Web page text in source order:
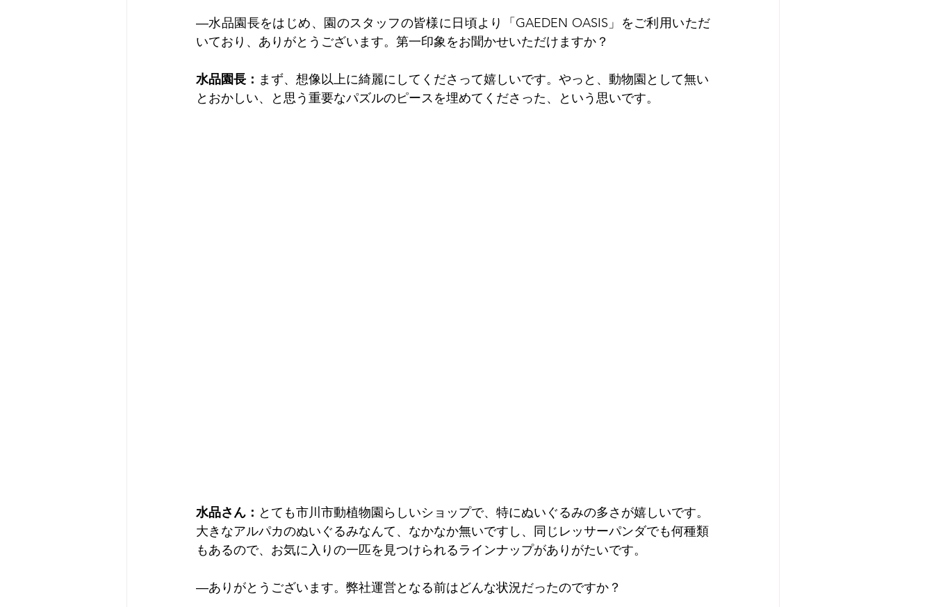
―水品園長をはじめ、園のスタッフの皆様に日頃より「GAEDEN OASIS」をご利用いただ
いており、ありがとうございます。第一印象をお聞かせいただけますか？
水品園長： まず、想像以上に綺麗にしてくださって嬉しいです。やっと、動物園として無い
とおかしい、と思う重要なパズルのピースを埋めてくださった、という思いです。
水品さん： とても市川市動植物園らしいショップで、特にぬいぐるみの多さが嬉しいです。
大きなアルパカのぬいぐるみなんて、なかなか無いですし、同じレッサーパンダでも何種類
もあるので、お気に入りの一匹を見つけられるラインナップがありがたいです。
―ありがとうございます。弊社運営となる前はどんな状況だったのですか？